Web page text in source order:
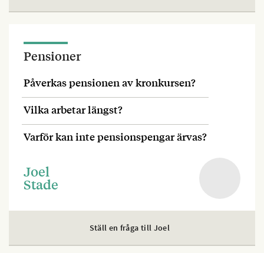
Pensioner
Påverkas pensionen av kronkursen?
Vilka arbetar längst?
Varför kan inte pensionspengar ärvas?
Joel
Stade
Ställ en fråga till Joel